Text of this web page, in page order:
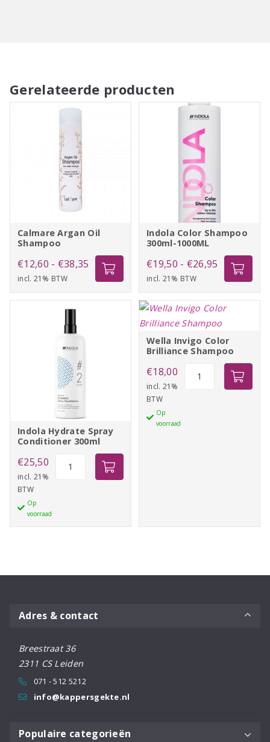
Gerelateerde producten
Calmare Argan Oil
Shampoo
€12,60 - €38,35 Prijsklasse:
€12,60
tot
incl. 21% BTW
Indola Color Shampoo
300ml-1000ML
€19,50 - €26,95 Prijsklasse:
€19,50
tot
€26,95
incl. 21% BTW
Indola Hydrate Spray
Conditioner 300ml
€25,50
incl. 21%
BTW
Op
voorraad
Wella Invigo Color
Brilliance Shampoo
€18,00
incl. 21%
BTW
Op
voorraad
Adres & contact
Breestraat 36
2311 CS Leiden
071 - 512 5212
info@kappersgekte.nl
Populaire categorieën